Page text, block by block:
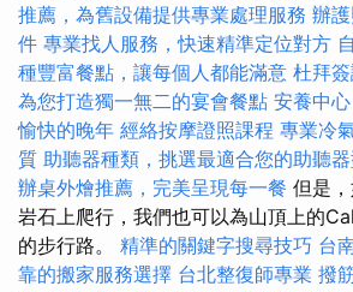
推薦，為舊設備提供專業處理服務 辦
件 專業找人服務，快速精準定位對方
種豐富餐點，讓每個人都能滿意 杜拜
為您打造獨一無二的宴會餐點 安養中
愉快的晚年 經絡按摩證照課程 專業冷
質 助聽器種類，挑選最適合您的助聽
辦桌外燴推薦，完美呈現每一餐 但是
岩石上爬行，我們也可以為山頂上的
的步行路。 精準的關鍵字搜尋技巧 台
靠的搬家服務選擇 台北整復師專業 撥